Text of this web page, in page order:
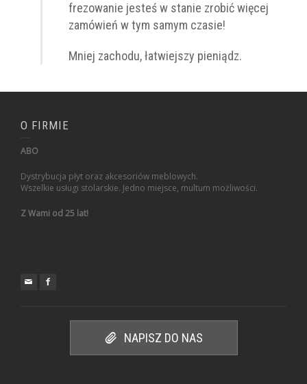
frezowanie jesteś w stanie zrobić więcej
zamówień w tym samym czasie!
Mniej zachodu, łatwiejszy pieniądz.
O FIRMIE
ABO
Dystrybucja płyt oraz akcesoriów meblowych.
Wszelkie usługi stolarskie. Jedno miejsce, multum możliwości.
Z Wami od 25 lat!
NAPISZ DO NAS